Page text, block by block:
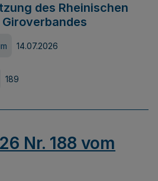
des Rheinischen
14.07.2026
189
Nr. 188 vom